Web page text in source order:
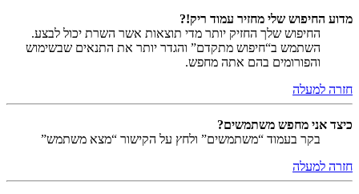
מדוע החיפוש שלי מחזיר עמוד ריק!?
החיפוש שלך החזיק יותר מדי תוצאות אשר השרת יכול לבצע.
השתמש ב“חיפוש מתקדם” והגדר יותר את התנאים שבשימוש
והפורומים בהם אתה מחפש.
חזרה למעלה
כיצד אני מחפש משתמשים?
בקר בעמוד “משתמשים” ולחץ על הקישור “מצא משתמש”
חזרה למעלה